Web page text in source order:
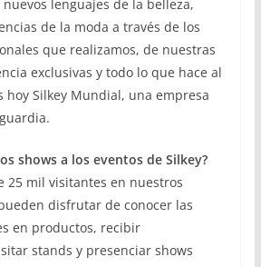
lenguajes de la belleza,
de la moda a través de los
que realizamos, de nuestras
exclusivas y todo lo que hace al
hoy Silkey Mundial, una empresa
shows a los eventos de Silkey?
25 mil visitantes en nuestros
disfrutar de conocer las
en productos, recibir
stands y presenciar shows